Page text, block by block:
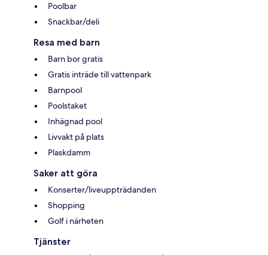
Poolbar
Snackbar/deli
Resa med barn
Barn bor gratis
Gratis inträde till vattenpark
Barnpool
Poolstaket
Inhägnad pool
Livvakt på plats
Plaskdamm
Saker att göra
Konserter/liveuppträdanden
Shopping
Golf i närheten
Tjänster